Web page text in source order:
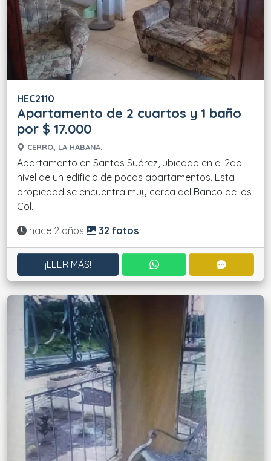
HEC2110
Apartamento de 2 cuartos y 1 baño
por $ 17.000
CERRO, LA HABANA.
Apartamento en Santos Suárez, ubicado en el 2do
nivel de un edificio de pocos apartamentos. Esta
propiedad se encuentra muy cerca del Banco de los
Col....
Actualizado:
hace 2 años 32 fotos
¡LEER MÁS! CONTACTAR POR